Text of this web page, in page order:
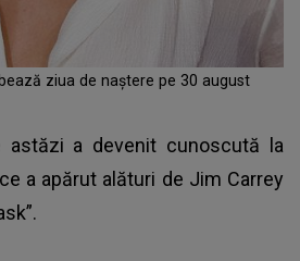
ziua de naştere pe 30 august
astăzi a devenit cunoscută la
a apărut alături de Jim Carrey